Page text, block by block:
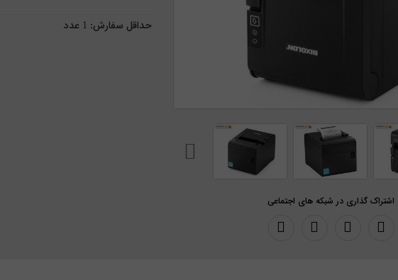
اشتراک گذاری در شبکه های اجتماعی
حداقل سفارش: 1 عدد